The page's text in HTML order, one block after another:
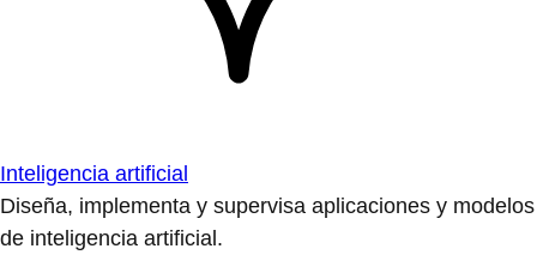
Inteligencia artificial
Diseña, implementa y supervisa aplicaciones y modelos
de inteligencia artificial.